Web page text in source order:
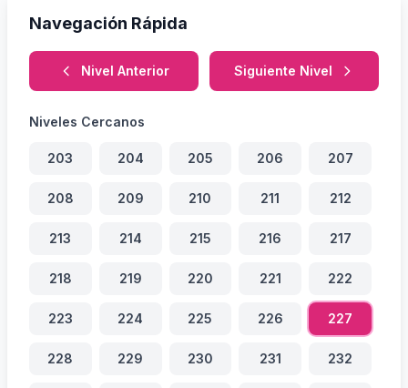
Navegación Rápida
Nivel Anterior Siguiente Nivel
Niveles Cercanos
203 204 205 206 207
208 209 210 211 212
213 214 215 216 217
218 219 220 221 222
223 224 225 226 227
228 229 230 231 232